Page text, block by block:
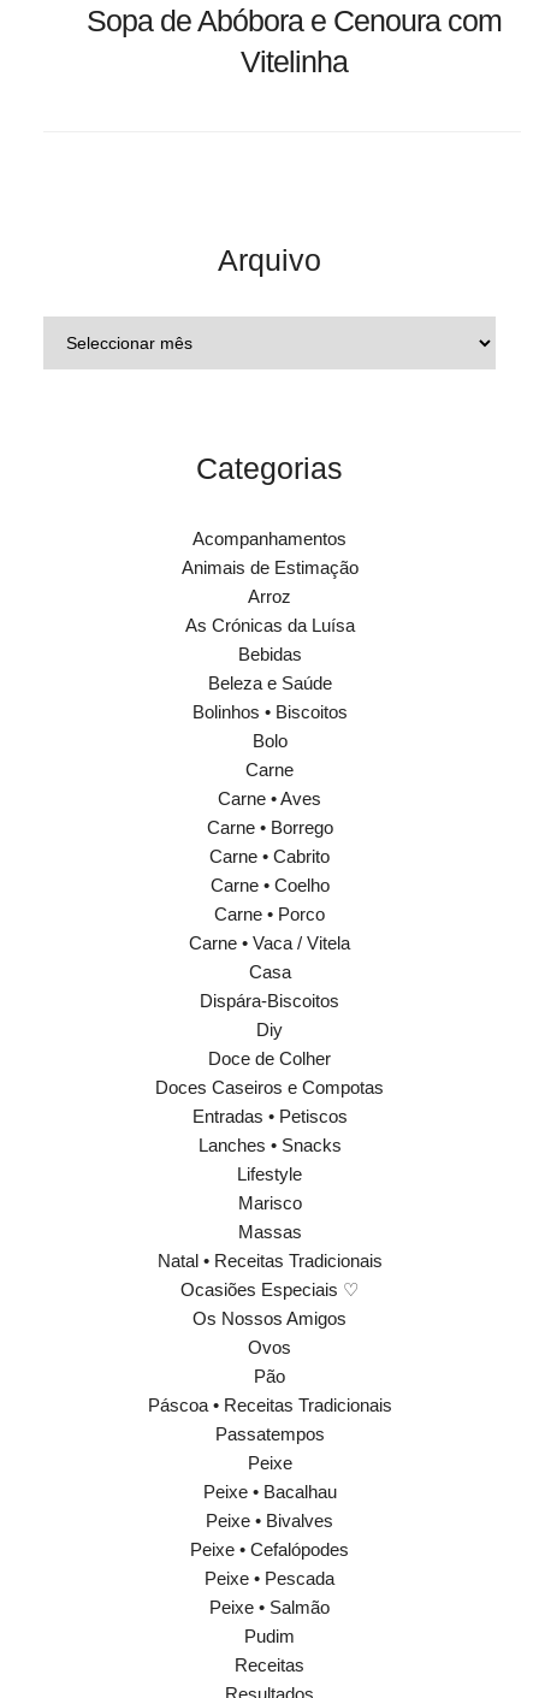
Sopa de Abóbora e Cenoura com
Vitelinha
Arquivo
Categorias
Acompanhamentos
Animais de Estimação
Arroz
As Crónicas da Luísa
Bebidas
Beleza e Saúde
Bolinhos • Biscoitos
Bolo
Carne
Carne • Aves
Carne • Borrego
Carne • Cabrito
Carne • Coelho
Carne • Porco
Carne • Vaca / Vitela
Casa
Dispára-Biscoitos
Diy
Doce de Colher
Doces Caseiros e Compotas
Entradas • Petiscos
Lanches • Snacks
Lifestyle
Marisco
Massas
Natal • Receitas Tradicionais
Ocasiões Especiais ♡
Os Nossos Amigos
Ovos
Pão
Páscoa • Receitas Tradicionais
Passatempos
Peixe
Peixe • Bacalhau
Peixe • Bivalves
Peixe • Cefalópodes
Peixe • Pescada
Peixe • Salmão
Pudim
Receitas
Resultados